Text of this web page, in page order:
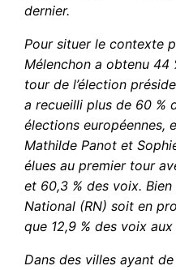
dernier.
Pour situer le contexte
Mélenchon a obtenu 44
tour de l’élection
a recueilli plus de 60 %
élections européennes,
Mathilde Panot et
élues au premier tour
et 60,3 % des voix.
National (RN) soit en
que 12,9 % des voix
Dans des villes ayant